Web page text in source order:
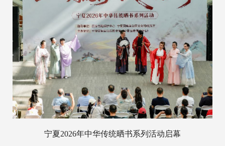
宁夏2026年中华传统晒书系列活动启幕